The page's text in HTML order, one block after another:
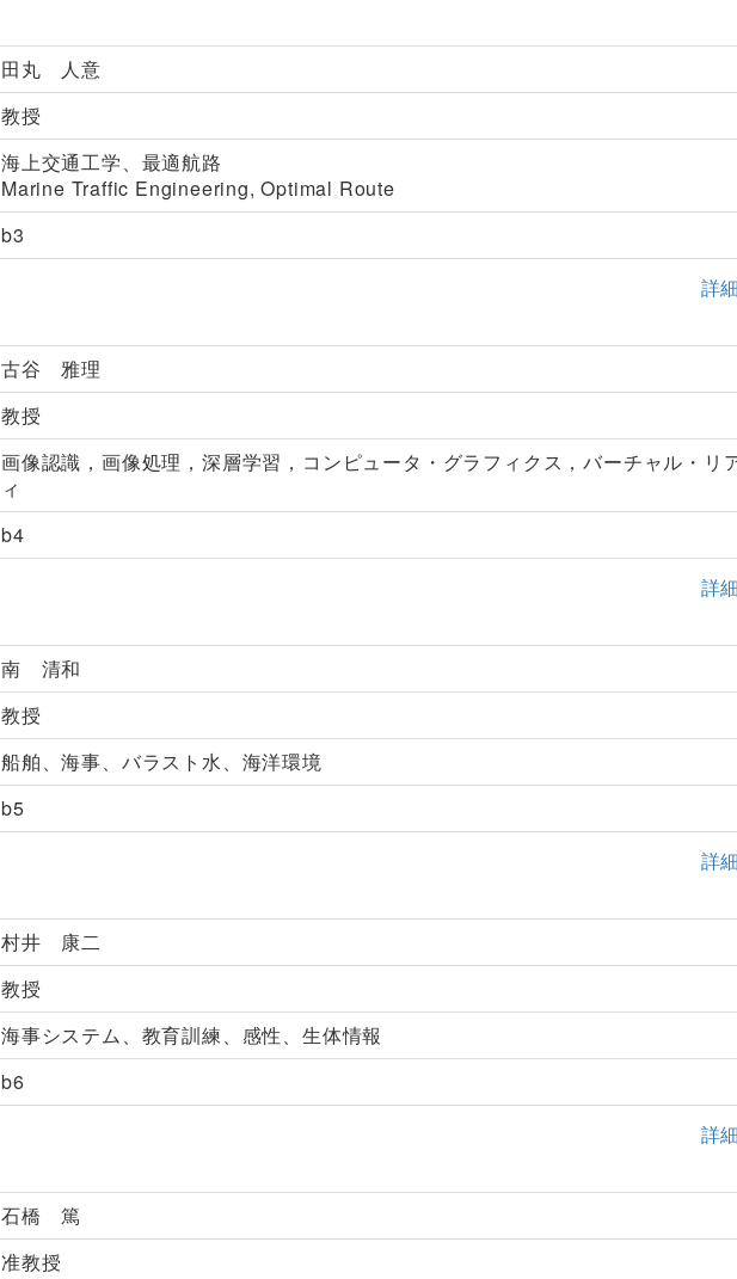
田丸 人意
教授
海上交通工学、最適航路
Marine Traffic Engineering, Optimal Route
b3
詳
古谷 雅理
教授
画像認識，画像処理，深層学習，コンピュータ・グラフィクス，バーチャル・リ
ィ
b4
詳
南 清和
教授
船舶、海事、バラスト水、海洋環境
b5
詳
村井 康二
教授
海事システム、教育訓練、感性、生体情報
b6
詳
石橋 篤
准教授